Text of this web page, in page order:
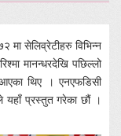
मा सेलिव्रेटीहरु विभिन्न
मानन्धरदेखि पछिल्लो
आएका थिए । एनएफडिसी
यहाँ प्रस्तुत गरेका छौं ।